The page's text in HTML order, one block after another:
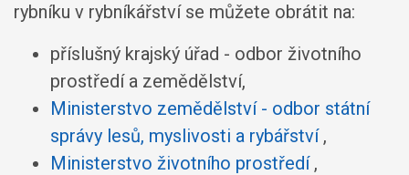
rybníku v rybníkářství se můžete obrátit na:
příslušný krajský úřad - odbor životního
prostředí a zemědělství,
Ministerstvo zemědělství - odbor státní
správy lesů, myslivosti a rybářství,
Ministerstvo životního prostředí,